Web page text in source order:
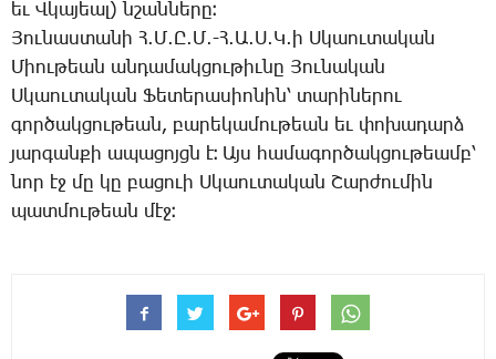
եւ Վ­կա­յեալ) նշան­նե­րը։
­Յու­նաս­տա­նի Հ․Մ․Ը․Մ․-Հ․Ա․Ս․Կ­․ի Ս­կաու­տա­կան
­Միու­թեան ան­դա­մակ­ցու­թիւ­նը ­Յու­նա­կան
Ս­կաու­տա­կան ­Ֆե­տե­րա­սիո­նին՝ տա­րի­նե­րու
գոր­ծակ­ցու­թեան, բա­րե­կա­մու­թեան եւ փո­խա­դարձ
յար­գան­քի ա­պա­ցոյցն է։ Այս հա­մա­գոր­ծակ­ցու­թեամբ՝
նոր էջ մը կը բա­ցո­ւի Ս­կաու­տա­կան ­Շար­ժու­մին
պատ­մու­թեան մէջ։